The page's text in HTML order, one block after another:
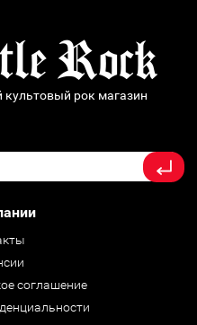
культовый рок магазин
соглашение